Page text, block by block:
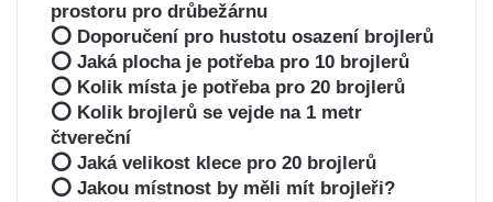
prostoru pro drůbežárnu
⭕ Doporučení pro hustotu osazení brojlerů
⭕ Jaká plocha je potřeba pro 10 brojlerů
⭕ Kolik místa je potřeba pro 20 brojlerů
⭕ Kolik brojlerů se vejde na 1 metr
čtvereční
⭕ Jaká velikost klece pro 20 brojlerů
⭕ Jakou místnost by měli mít brojleři?